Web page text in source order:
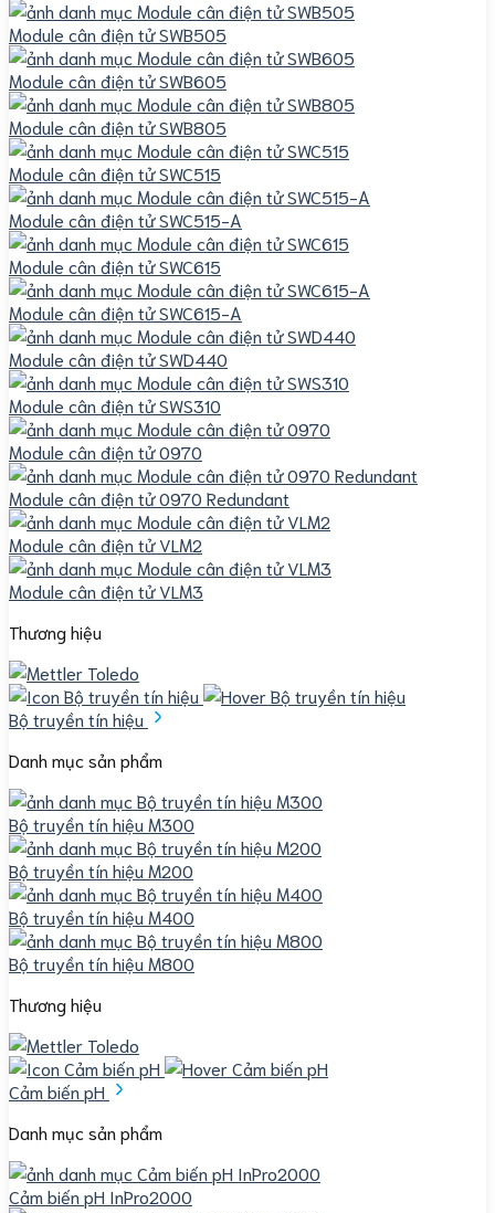
Module cân điện tử SWB505
Module cân điện tử SWB605
Module cân điện tử SWB805
Module cân điện tử SWC515
Module cân điện tử SWC515-A
Module cân điện tử SWC615
Module cân điện tử SWC615-A
Module cân điện tử SWD440
Module cân điện tử SWS310
Module cân điện tử 0970
Module cân điện tử 0970 Redundant
Module cân điện tử VLM2
Module cân điện tử VLM3
Thương hiệu
Bộ truyền tín hiệu
Danh mục sản phẩm
Bộ truyền tín hiệu M300
Bộ truyền tín hiệu M200
Bộ truyền tín hiệu M400
Bộ truyền tín hiệu M800
Thương hiệu
Cảm biến pH
Danh mục sản phẩm
Cảm biến pH InPro2000